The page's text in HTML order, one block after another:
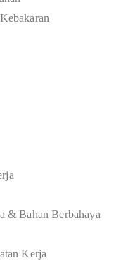
& Bahan Berbahaya
Kerja